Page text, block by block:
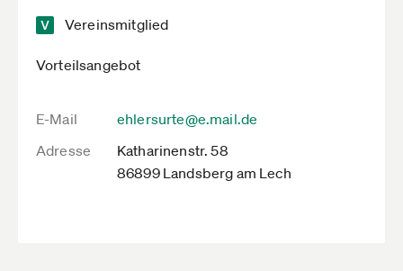
Vereinsmitglied
Vorteilsangebot
E-Mail
ehlersurte@e.mail.de
Adresse
Katharinenstr. 58
86899 Landsberg am Lech